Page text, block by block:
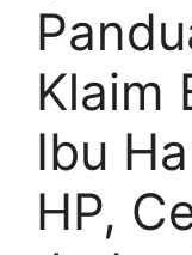
Klaim
Ibu
HP,